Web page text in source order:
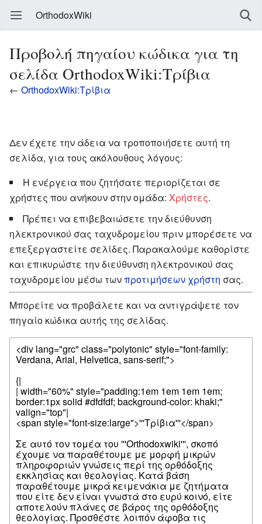
OrthodoxWiki
Προβολή πηγαίου κώδικα για τη
σελίδα OrthodoxWiki:Τρίβια
← OrthodoxWiki:Τρίβια
Δεν έχετε την άδεια να τροποποιήσετε αυτή τη
σελίδα, για τους ακόλουθους λόγους:
Η ενέργεια που ζητήσατε περιορίζεται σε
χρήστες που ανήκουν στην ομάδα: Χρήστες.
Πρέπει να επιβεβαιώσετε την διεύθυνση
ηλεκτρονικού σας ταχυδρομείου πριν μπορέσετε να
επεξεργαστείτε σελίδες. Παρακαλούμε καθορίστε
και επικυρώστε την διεύθυνση ηλεκτρονικού σας
ταχυδρομείου μέσω τωνπροτιμήσεων χρήστη σας.
Μπορείτε να προβάλετε και να αντιγράψετε τον
πηγαίο κώδικα αυτής της σελίδας.